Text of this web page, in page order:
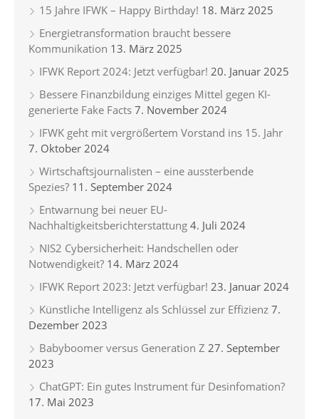
15 Jahre IFWK – Happy Birthday! 18. März 2025
Energietransformation braucht bessere
Kommunikation 13. März 2025
IFWK Report 2024: Jetzt verfügbar! 20. Januar 2025
Bessere Finanzbildung einziges Mittel gegen KI-
generierte Fake Facts 7. November 2024
IFWK geht mit vergrößertem Vorstand ins 15. Jahr
7. Oktober 2024
Wirtschaftsjournalisten – eine aussterbende
Spezies? 11. September 2024
Entwarnung bei neuer EU-
Nachhaltigkeitsberichterstattung 4. Juli 2024
NIS2 Cybersicherheit: Handschellen oder
Notwendigkeit? 14. März 2024
IFWK Report 2023: Jetzt verfügbar! 23. Januar 2024
Künstliche Intelligenz als Schlüssel zur Effizienz 7.
Dezember 2023
Babyboomer versus Generation Z 27. September
2023
ChatGPT: Ein gutes Instrument für Desinfomation?
17. Mai 2023